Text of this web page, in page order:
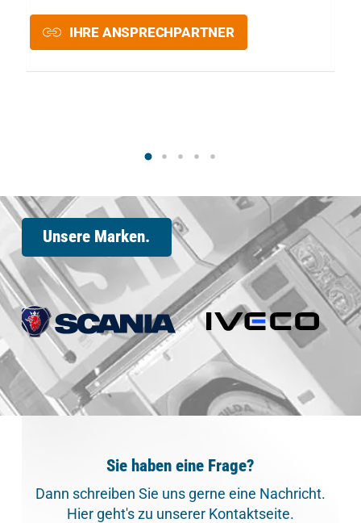
IHRE ANSPRECHPARTNER
Unsere Marken.
Sie haben eine Frage?
Dann schreiben Sie uns gerne eine Nachricht.
Hier geht's zu unserer Kontaktseite.